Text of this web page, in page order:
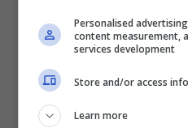
Personalised
content measurement,
services development
Store and/or access
Learn more